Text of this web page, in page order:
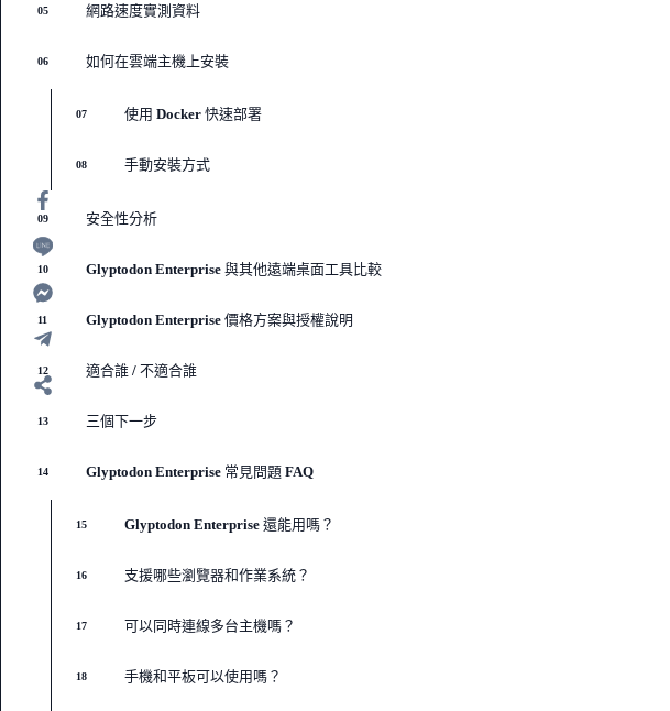
05 網路速度實測資料
06 如何在雲端主機上安裝
07 使用 Docker 快速部署
08 手動安裝方式
09 安全性分析
10 Glyptodon Enterprise 與其他遠端桌面工具比較
11 Glyptodon Enterprise 價格方案與授權說明
12 適合誰 / 不適合誰
13 三個下一步
14 Glyptodon Enterprise 常見問題 FAQ
15 Glyptodon Enterprise 還能用嗎？
16 支援哪些瀏覽器和作業系統？
17 可以同時連線多台主機嗎？
18 手機和平板可以使用嗎？